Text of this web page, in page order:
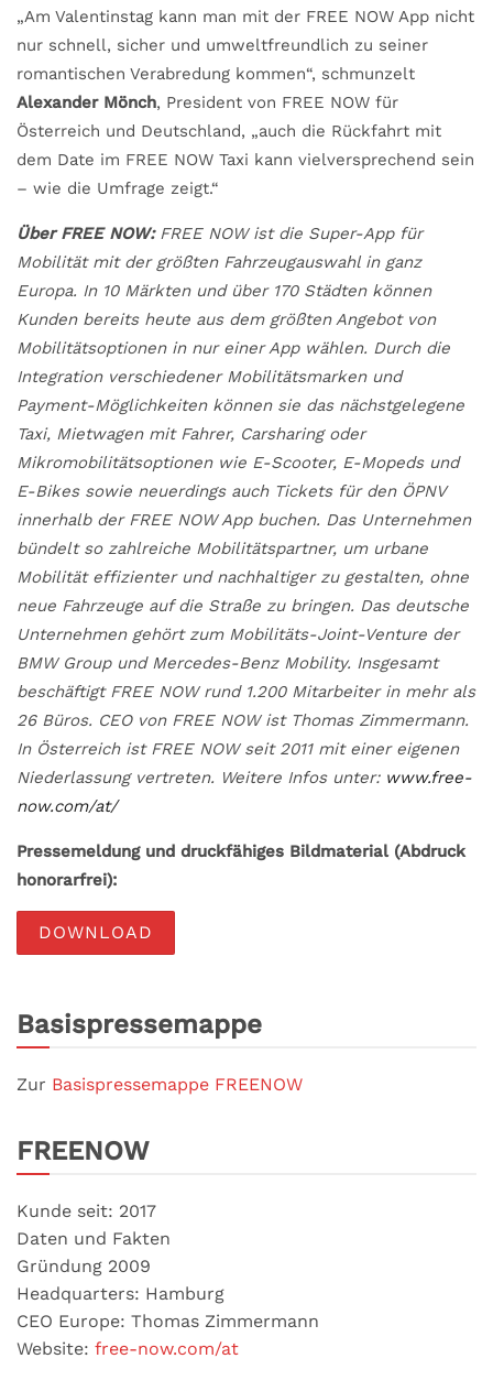
„Am Valentinstag kann man mit der FREE NOW App nicht
nur schnell, sicher und umweltfreundlich zu seiner
romantischen Verabredung kommen“, schmunzelt
Alexander Mönch, President von FREE NOW für
Österreich und Deutschland, „auch die Rückfahrt mit
dem Date im FREE NOW Taxi kann vielversprechend sein
– wie die Umfrage zeigt.“
Über FREE NOW: FREE NOW ist die Super-App für
Mobilität mit der größten Fahrzeugauswahl in ganz
Europa. In 10 Märkten und über 170 Städten können
Kunden bereits heute aus dem größten Angebot von
Mobilitätsoptionen in nur einer App wählen. Durch die
Integration verschiedener Mobilitätsmarken und
Payment-Möglichkeiten können sie das nächstgelegene
Taxi, Mietwagen mit Fahrer, Carsharing oder
Mikromobilitätsoptionen wie E-Scooter, E-Mopeds und
E-Bikes sowie neuerdings auch Tickets für den ÖPNV
innerhalb der FREE NOW App buchen. Das Unternehmen
bündelt so zahlreiche Mobilitätspartner, um urbane
Mobilität effizienter und nachhaltiger zu gestalten, ohne
neue Fahrzeuge auf die Straße zu bringen. Das deutsche
Unternehmen gehört zum Mobilitäts-Joint-Venture der
BMW Group und Mercedes-Benz Mobility. Insgesamt
beschäftigt FREE NOW rund 1.200 Mitarbeiter in mehr als
26 Büros. CEO von FREE NOW ist Thomas Zimmermann.
In Österreich ist FREE NOW seit 2011 mit einer eigenen
Niederlassung vertreten. Weitere Infos unter: www.free-
now.com/at/
Pressemeldung und druckfähiges Bildmaterial (Abdruck
honorarfrei):
DOWNLOAD
Basispressemappe
Zur Basispressemappe FREENOW
FREENOW
Kunde seit: 2017
Daten und Fakten
Gründung 2009
Headquarters: Hamburg
CEO Europe: Thomas Zimmermann
Website: free-now.com/at